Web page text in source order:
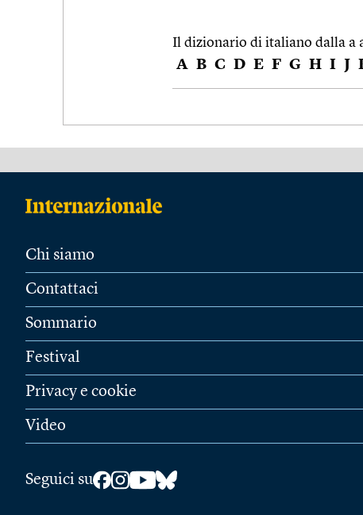
Il dizionario di italiano dalla a
A B C D E F G H I J
Chi siamo
Contattaci
Sommario
Festival
Privacy e cookie
Video
Seguici su